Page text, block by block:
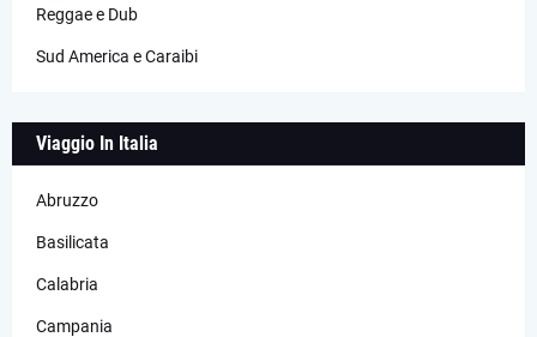
Reggae e Dub
Sud America e Caraibi
Viaggio In Italia
Abruzzo
Basilicata
Calabria
Campania